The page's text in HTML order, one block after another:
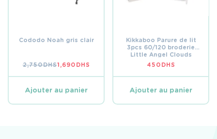
Cododo Noah gris clair
2,750DHSLE
PRIX
ÉTAIT :
1,690 DHS
LE
PRIX
EST :
Ajouter au panier
Kikkaboo Parure de lit
3pcs 60/120 broderie
Little Angel Clouds
450 DHS
Ajouter au panier